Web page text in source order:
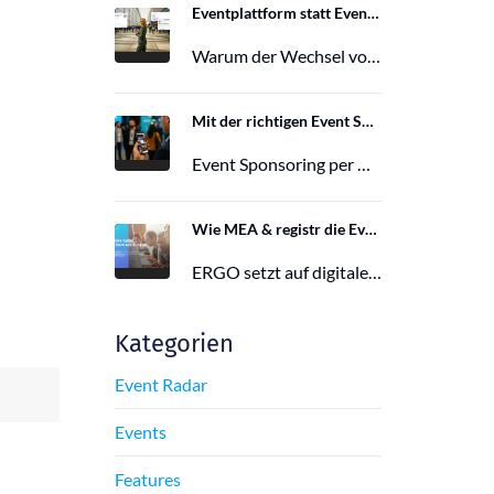
Eventplattform statt Event App: Der Wechsel von der Mobile Event App zu Polario
Warum der Wechsel von der Mobile Event App zu Polario erfolgt und wie Polario als moderne Eventplattform klassische Event Apps…
Mit der richtigen Event Sponsoring App zu mehr Reichweite, Leads und Wirkung
Event Sponsoring per App: messbar, flexibel und interaktiv. Jetzt mehr Sichtbarkeit und Wirkung für dein Event sichern.
Wie MEA & registr die Eventorganisation von 120 ERGO-Events pro Jahr optimieren
ERGO setzt auf digitale Eventorganisation mit MEA & registr. Effizient, nachhaltig und interaktiv – so gelingt moderne Eventplanung.
Kategorien
Event Radar
Events
Features